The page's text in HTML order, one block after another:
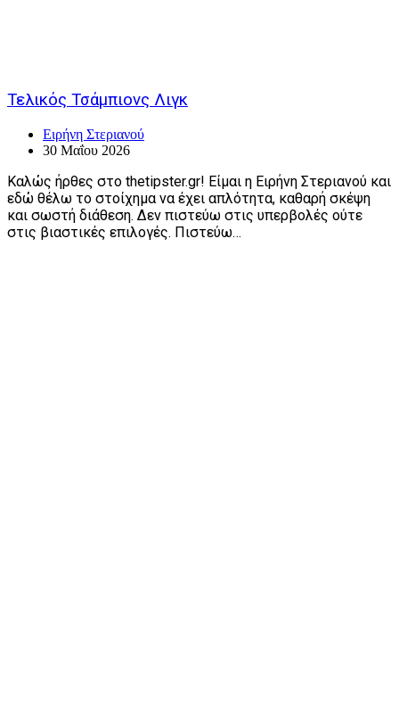
Τελικός Τσάμπιονς Λιγκ
Ειρήνη Στεριανού
30 Μαΐου 2026
Καλώς ήρθες στο thetipster.gr! Είμαι η Ειρήνη Στεριανού και
εδώ θέλω το στοίχημα να έχει απλότητα, καθαρή σκέψη
και σωστή διάθεση. Δεν πιστεύω στις υπερβολές ούτε
στις βιαστικές επιλογές. Πιστεύω…